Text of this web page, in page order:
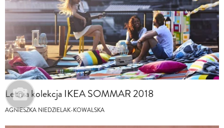
Letnia kolekcja IKEA SOMMAR 2018
AGNIESZKA NIEDZIELAK-KOWALSKA